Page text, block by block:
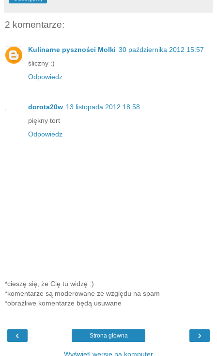
2 komentarze:
Kulinarne pyszności Molki 30 października 2012 15:57
śliczny :)
Odpowiedz
dorota20w 13 listopada 2012 18:58
piękny tort
Odpowiedz
*cieszę się, że Cię tu widzę :)
*komentarze są moderowane ze względu na spam
*obraźliwe komentarze będą usuwane
‹ ›
Strona główna
Wyświetl wersję na komputer